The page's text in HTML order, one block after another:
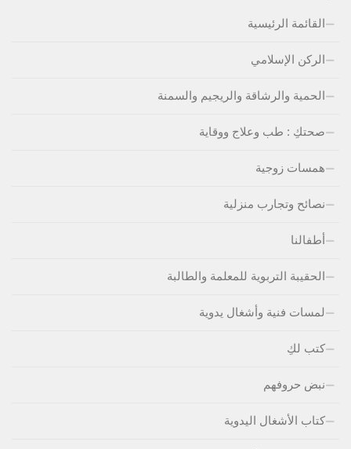
القائمة الرئيسية
الركن الإسلامي
الحمية والرشاقة والريجيم والسمنة
صحتكِ : طب وعلاج ووقاية
همسات زوجية
نصائح وتجارب منزلية
أطفالنا
الحقيبة التربوية للمعلمة والطالبة
لمسات فنية وأشغال يدوية
كتب لكِ
نبض حروفهم
كتاب الأشغال اليدوية